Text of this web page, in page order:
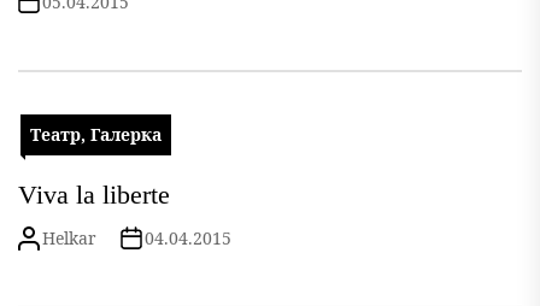
Театр, Галерка
Viva la liberte
Helkar 04.04.2015